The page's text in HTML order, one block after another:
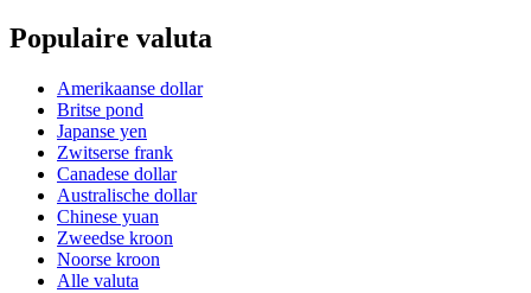
Populaire valuta
Amerikaanse dollar
Britse pond
Japanse yen
Zwitserse frank
Canadese dollar
Australische dollar
Chinese yuan
Zweedse kroon
Noorse kroon
Alle valuta